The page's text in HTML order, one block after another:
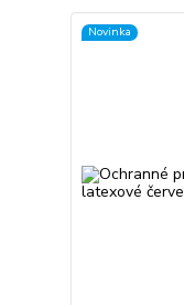
Novinka